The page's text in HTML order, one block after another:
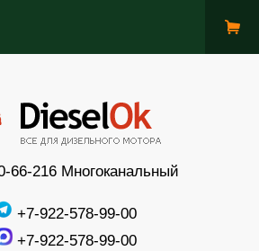
66-216 Многоканальный
+7-922-578-99-00
+7-922-578-99-00